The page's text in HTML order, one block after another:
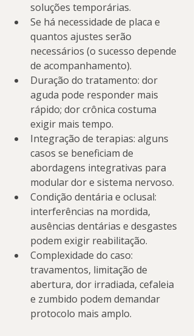
soluções temporárias.
Se há necessidade de placa e
quantos ajustes serão
necessários (o sucesso depende
de acompanhamento).
Duração do tratamento: dor
aguda pode responder mais
rápido; dor crônica costuma
exigir mais tempo.
Integração de terapias: alguns
casos se beneficiam de
abordagens integrativas para
modular dor e sistema nervoso.
Condição dentária e oclusal:
interferências na mordida,
ausências dentárias e desgastes
podem exigir reabilitação.
Complexidade do caso:
travamentos, limitação de
abertura, dor irradiada, cefaleia
e zumbido podem demandar
protocolo mais amplo.